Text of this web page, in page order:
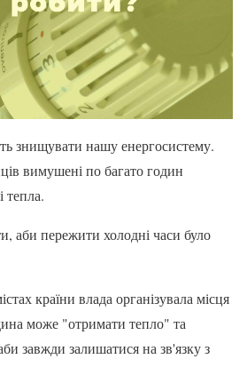
знищувати нашу енергосистему.
вимушені по багато годин
тепла.
аби пережити холодні часи було
країни влада організувала місця
може "отримати тепло" та
завжди залишатися на зв'язку з